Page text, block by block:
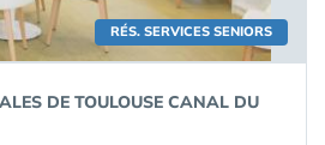
RÉS. SERVICES SENIORS
DE TOULOUSE CANAL DU